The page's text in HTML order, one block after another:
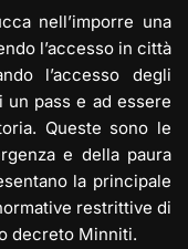
nell’imporre una
l’accesso in città
l’accesso degli
pass e ad essere
Queste sono le
e della paura
la principale
restrittive di
decreto Minniti.